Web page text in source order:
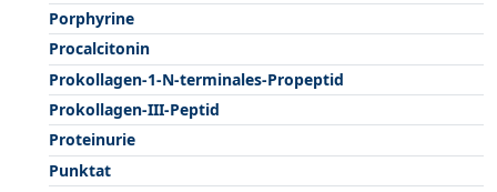
Porphyrine
Procalcitonin
Prokollagen-1-N-terminales-Propeptid
Prokollagen-III-Peptid
Proteinurie
Punktat